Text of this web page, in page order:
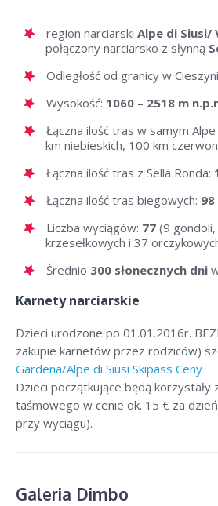
region narciarski Alpe di Siusi/
połączony narciarsko z słynną
Odległość od granicy w
Wysokość: 1060 – 2518 m
Łączna ilość tras w samym Alpe
km niebieskich, 100 km
Łączna ilość tras z Sella Ronda:
Łączna ilość tras biegowych:
Liczba wyciągów: 77 (9
krzesełkowych i 37
Średnio 300 słonecznych dni
Karnety narciarskie
Dzieci urodzone po 01.01.2016r.
zakupie karnetów przez rodziców)
Gardena/Alpe di Siusi Skipass Ceny
Dzieci początkujące będą
taśmowego w cenie ok. 15 € za
przy wyciągu).
Galeria Dimbo